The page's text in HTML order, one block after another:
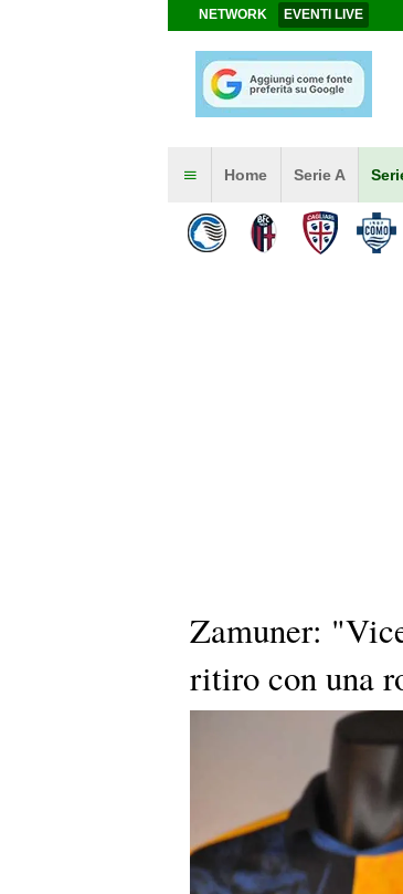
NETWORK EVENTI LIVE
Home Serie A
Zamuner:
ritiro con una